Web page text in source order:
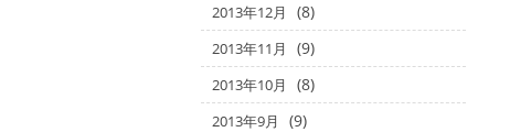
2013年12月 (8)
2013年11月 (9)
2013年10月 (8)
2013年9月 (9)